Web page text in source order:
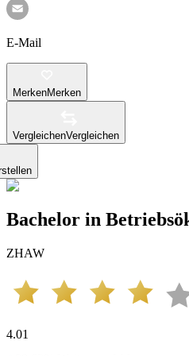
E-Mail
MerkenMerken
VergleichenVergleichen
Bachelor in
ZHAW
4.01